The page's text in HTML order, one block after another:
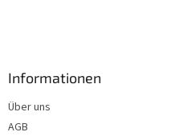
Informationen
Über uns
AGB